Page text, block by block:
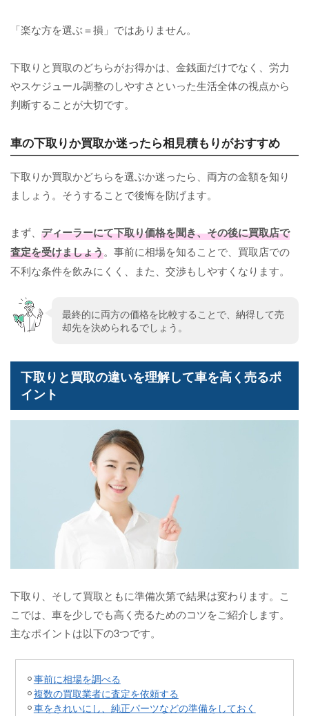
「楽な方を選ぶ＝損」ではありません。
下取りと買取のどちらがお得かは、金銭面だけでなく、労力
やスケジュール調整のしやすさといった生活全体の視点から
判断することが大切です。
車の下取りか買取か迷ったら相見積もりがおすすめ
下取りか買取かどちらを選ぶか迷ったら、両方の金額を知り
ましょう。そうすることで後悔を防げます。
まず、 ディーラーにて下取り価格を聞き、その後に買取店で
査定を受けましょう。事前に相場を知ることで、買取店での
不利な条件を飲みにくく、また、交渉もしやすくなります。
最終的に両方の価格を比較することで、納得して売
却先を決められるでしょう。
下取りと買取の違いを理解して車を高く売るポ
イント
下取り、そして買取ともに準備次第で結果は変わります。こ
こでは、車を少しでも高く売るためのコツをご紹介します。
主なポイントは以下の3つです。
事前に相場を調べる
複数の買取業者に査定を依頼する
車をきれいにし、純正パーツなどの準備をしておく